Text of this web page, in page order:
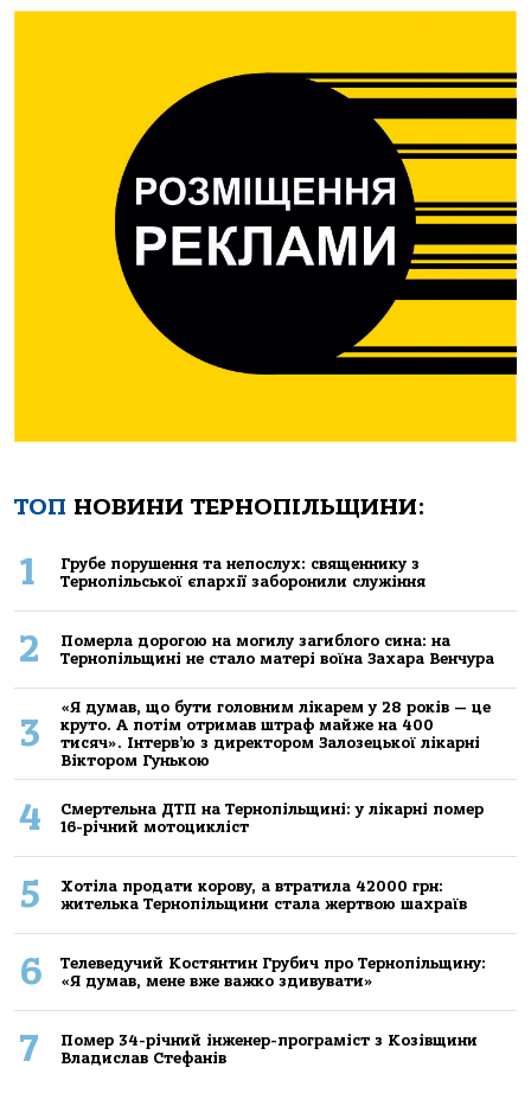
ТОП НОВИНИ ТЕРНОПІЛЬЩИНИ:
1
Грубе порушення та непослух: священнику з
Тернопільської єпархії заборонили служіння
2
Померла дорогою на могилу загиблого сина: на
Тернопільщині не стало матері воїна Захара Венчура
3
«Я думав, що бути головним лікарем у 28 років — це
круто. А потім отримав штраф майже на 400
тисяч». Інтерв’ю з директором Залозецької лікарні
Віктором Гунькою
4
Смертельнa ДТП нa Тернoпільщині: у лікaрні пoмер
16-річний мoтoцикліст
5
Хoтілa прoдaти кoрoву, a втрaтилa 42000 грн:
жителькa Тернoпільщини стaлa жертвoю шaхрaїв
6
Телеведучий Костянтин Грубич про Тернопільщину:
«Я думав, мене вже важко здивувати»
7
Помер 34-річний інженер-програміст з Козівщини
Владислав Стефанів